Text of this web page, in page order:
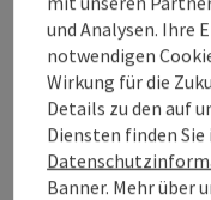
Seite zurück
und Analysen. Ihre
notwendigen
Wirkung für die
Details zu den auf
Diensten finden Sie
Banner. Mehr über